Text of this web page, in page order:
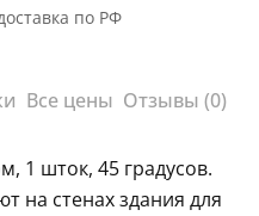
по РФ
Все цены Отзывы (0)
1 шток, 45 градусов.
на стенах здания для